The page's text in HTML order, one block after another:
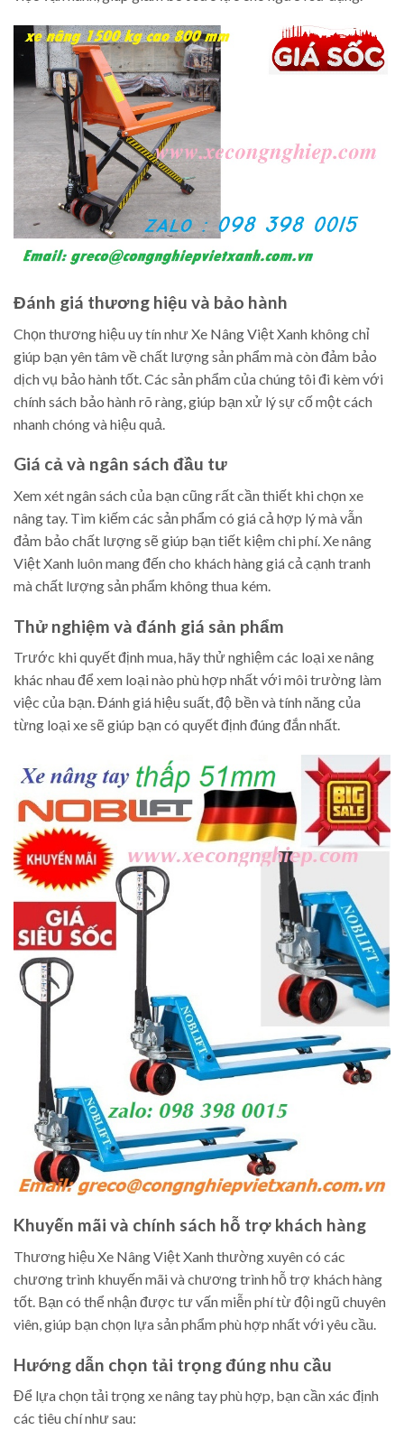
Đánh giá thương hiệu và bảo hành
Chọn thương hiệu uy tín như Xe Nâng Việt Xanh không chỉ
giúp bạn yên tâm về chất lượng sản phẩm mà còn đảm bảo
dịch vụ bảo hành tốt. Các sản phẩm của chúng tôi đi kèm với
chính sách bảo hành rõ ràng, giúp bạn xử lý sự cố một cách
nhanh chóng và hiệu quả.
Giá cả và ngân sách đầu tư
Xem xét ngân sách của bạn cũng rất cần thiết khi chọn xe
nâng tay. Tìm kiếm các sản phẩm có giá cả hợp lý mà vẫn
đảm bảo chất lượng sẽ giúp bạn tiết kiệm chi phí. Xe nâng
Việt Xanh luôn mang đến cho khách hàng giá cả cạnh tranh
mà chất lượng sản phẩm không thua kém.
Thử nghiệm và đánh giá sản phẩm
Trước khi quyết định mua, hãy thử nghiệm các loại xe nâng
khác nhau để xem loại nào phù hợp nhất với môi trường làm
việc của bạn. Đánh giá hiệu suất, độ bền và tính năng của
từng loại xe sẽ giúp bạn có quyết định đúng đắn nhất.
Khuyến mãi và chính sách hỗ trợ khách hàng
Thương hiệu Xe Nâng Việt Xanh thường xuyên có các
chương trình khuyến mãi và chương trình hỗ trợ khách hàng
tốt. Bạn có thể nhận được tư vấn miễn phí từ đội ngũ chuyên
viên, giúp bạn chọn lựa sản phẩm phù hợp nhất với yêu cầu.
Hướng dẫn chọn tải trọng đúng nhu cầu
Để lựa chọn tải trọng xe nâng tay phù hợp, bạn cần xác định
các tiêu chí như sau: